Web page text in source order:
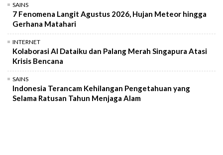
SAINS
7 Fenomena Langit Agustus 2026, Hujan Meteor hingga
Gerhana Matahari
INTERNET
Kolaborasi AI Dataiku dan Palang Merah Singapura Atasi
Krisis Bencana
SAINS
Indonesia Terancam Kehilangan Pengetahuan yang
Selama Ratusan Tahun Menjaga Alam